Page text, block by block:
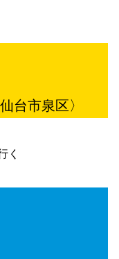
台市泉区〉
く